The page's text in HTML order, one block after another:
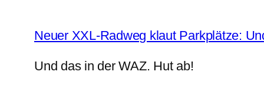
Neuer XXL-Radweg klaut Parkplätze:
Und das in der WAZ. Hut ab!